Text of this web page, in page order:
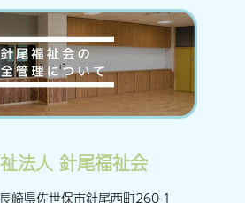
法人 針尾福祉会
崎県佐世保市針尾西町260-1